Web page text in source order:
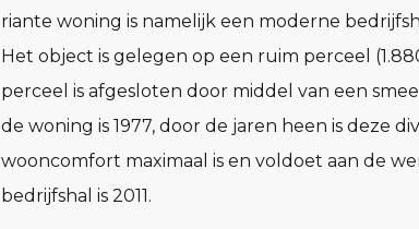
riante woning is namelijk een moderne
Het object is gelegen op een ruim perceel
perceel is afgesloten door middel van een
de woning is 1977, door de jaren heen is deze
wooncomfort maximaal is en voldoet aan de
bedrijfshal is 2011.